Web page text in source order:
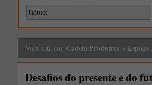
Você está em: Cadeia Produtiva >
Desafios do presente e do